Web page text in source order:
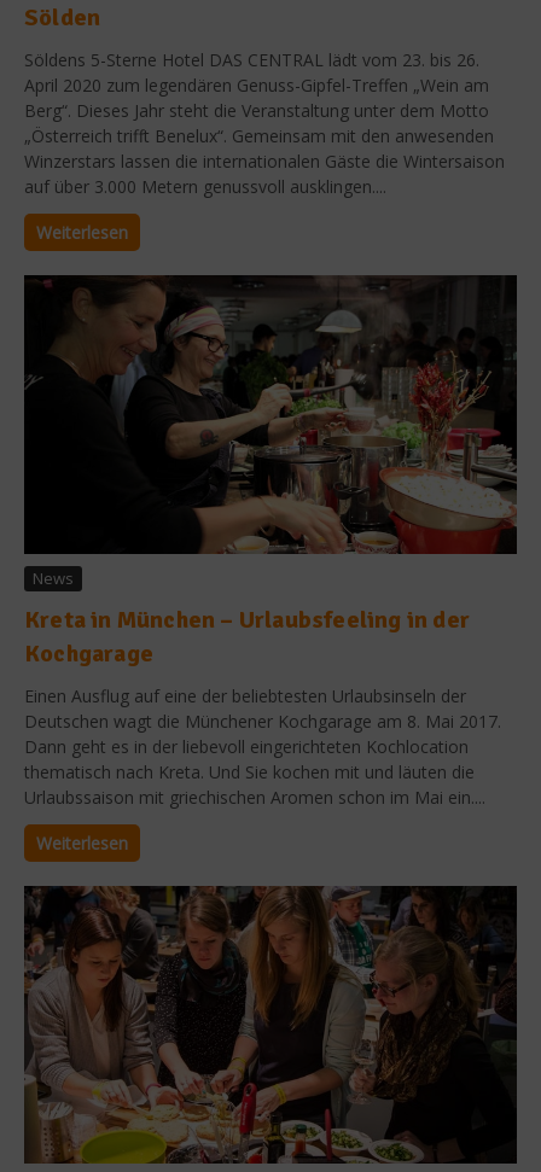
Sölden
Söldens 5-Sterne Hotel DAS CENTRAL lädt vom 23. bis 26.
April 2020 zum legendären Genuss-Gipfel-Treffen „Wein am
Berg“. Dieses Jahr steht die Veranstaltung unter dem Motto
„Österreich trifft Benelux“. Gemeinsam mit den anwesenden
Winzerstars lassen die internationalen Gäste die Wintersaison
auf über 3.000 Metern genussvoll ausklingen....
Weiterlesen
News
Kreta in München – Urlaubsfeeling in der
Kochgarage
Einen Ausflug auf eine der beliebtesten Urlaubsinseln der
Deutschen wagt die Münchener Kochgarage am 8. Mai 2017.
Dann geht es in der liebevoll eingerichteten Kochlocation
thematisch nach Kreta. Und Sie kochen mit und läuten die
Urlaubssaison mit griechischen Aromen schon im Mai ein....
Weiterlesen